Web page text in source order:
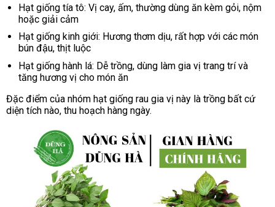
Hạt giống tía tô: Vị cay, ấm, thường dùng ăn kèm gỏi, nộm
hoặc giải cảm
Hạt giống kinh giới: Hương thơm dịu, rất hợp với các món
bún đậu, thịt luộc
Hạt giống hành lá: Dễ trồng, dùng làm gia vị trang trí và
tăng hương vị cho món ăn
Đặc điểm của nhóm hạt giống rau gia vị này là trồng bất cứ
diện tích nào, thu hoạch hàng ngày.